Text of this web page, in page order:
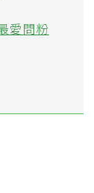
愛問粉